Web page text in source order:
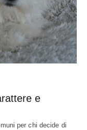
e
per chi decide di